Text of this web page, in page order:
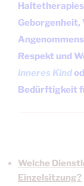
Geborgenheit,
Respekt und
inneres Kind
Bedürftigkeit
Welche
Einzelsitzung?